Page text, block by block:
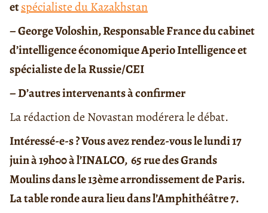
etspécialiste du Kazakhstan
– George Voloshin, Responsable France du cabinet
d’intelligence économique Aperio Intelligence et
spécialiste de la Russie/CEI
– D’autres intervenants à confirmer
La rédaction de Novastan modérera le débat.
Intéressé-e-s ? Vous avez rendez-vous le lundi 17
juin à 19h00 à l’INALCO, 65 rue des Grands
Moulins dans le 13ème arrondissement de Paris.
La table ronde aura lieu dans l’Amphithéâtre 7.